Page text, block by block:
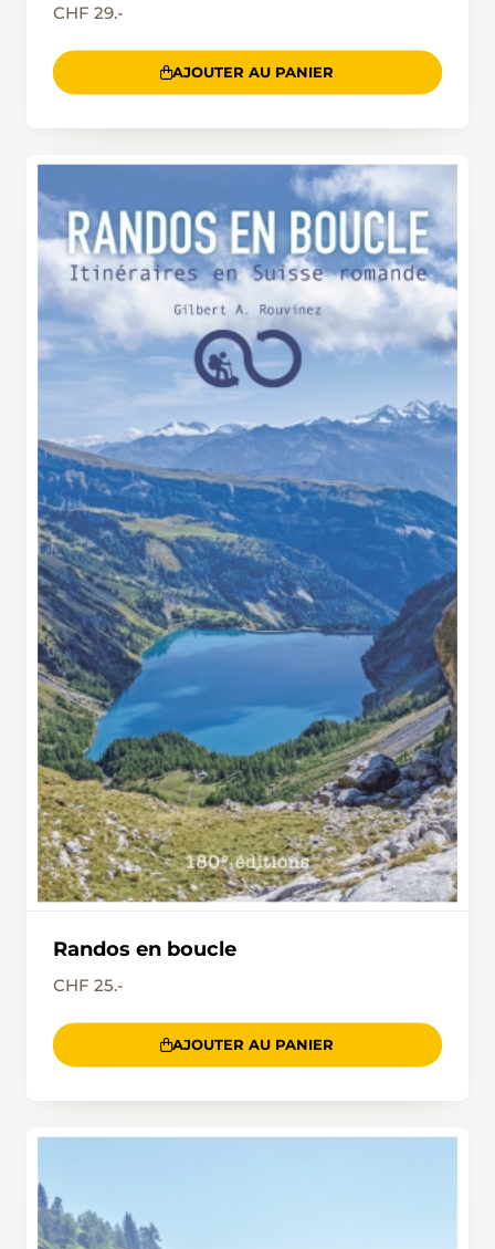
CHF 29.-
AJOUTER AU PANIER
Randos en boucle
CHF 25.-
AJOUTER AU PANIER